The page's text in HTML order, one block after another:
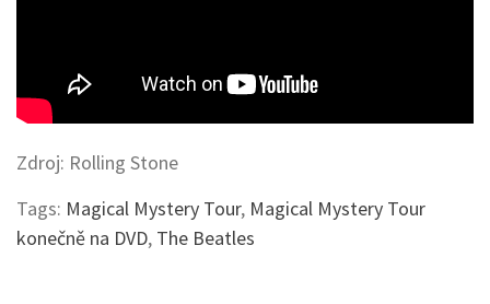
Zdroj: Rolling Stone
Tags: Magical Mystery Tour, Magical Mystery Tour
konečně na DVD, The Beatles